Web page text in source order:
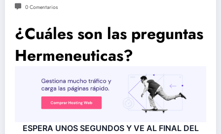
0 Comentarios
¿Cuáles son las preguntas
Hermeneuticas?
ESPERA UNOS SEGUNDOS Y VE AL FINAL DEL